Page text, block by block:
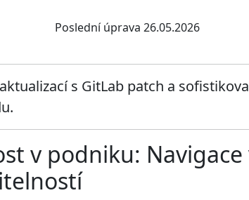
Poslední úprava 26.05.2026
s GitLab patch a
v podniku: Navigace